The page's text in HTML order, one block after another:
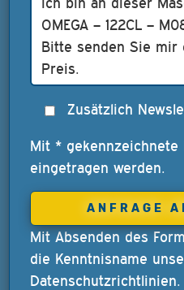
Zusätzlich
Mit * gekennzeichnete
eingetragen werden.
Mit Absenden des
die Kenntnisname
Datenschutzrichtlinien.